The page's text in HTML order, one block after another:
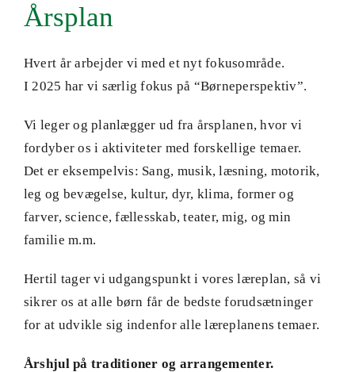
Årsplan
Hvert år arbejder vi med et nyt fokusområde.
I 2025 har vi særlig fokus på “Børneperspektiv”.
Vi leger og planlægger ud fra årsplanen, hvor vi
fordyber os i aktiviteter med forskellige temaer.
Det er eksempelvis: Sang, musik, læsning, motorik,
leg og bevægelse, kultur, dyr, klima, former og
farver, science, fællesskab, teater, mig, og min
familie m.m.
Hertil tager vi udgangspunkt i vores læreplan, så vi
sikrer os at alle børn får de bedste forudsætninger
for at udvikle sig indenfor alle læreplanens temaer.
Årshjul på traditioner og arrangementer.